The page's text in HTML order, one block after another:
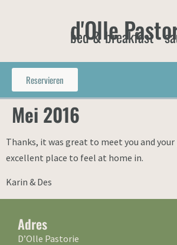
d'Olle
bed & breakfast -
Reservieren
Mei 2016
Thanks, it was great to meet you and your
excellent place to feel at home in.
Karin & Des
Adres
D’Olle Pastorie